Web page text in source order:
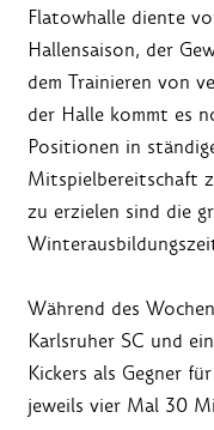
Flatowhalle diente
Hallensaison, der
dem Trainieren von
der Halle kommt es
Positionen in
Mitspielbereitschaft
zu erzielen sind die
Während des
Karlsruher SC und
Kickers als Gegner
jeweils vier Mal 30